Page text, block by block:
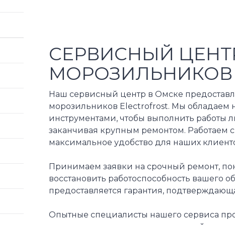
СЕРВИСНЫЙ
МОРОЗИЛЬНИКОВ
Наш сервисный центр в Омске
морозильников Electrofrost. Мы
инструментами, чтобы выполнить работы
заканчивая крупным ремонтом. Работаем
максимальное удобство для наших
Принимаем заявки на срочный ремонт,
восстановить работоспособность вашего
предоставляется гарантия,
Опытные специалисты нашего сервиса